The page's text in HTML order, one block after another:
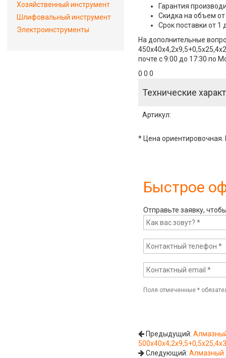
Гарантия
Скидка на объем от
Срок поставки от 1
На дополнительные
почте с 9:00 до 17:30 по
0 0 0
Технические
Артикул:
* Цена ориентировочная.
Быстрое
Отправьте заявку,
Поля отмеченные*
Предыдущий:
Следующий:Алмазный
Хозяйственный инструмент
Шлифовальный инструмент
Электроинструменты